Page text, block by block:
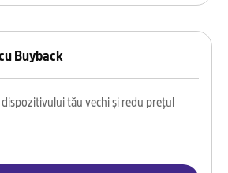
Buyback
tău vechi și redu prețul